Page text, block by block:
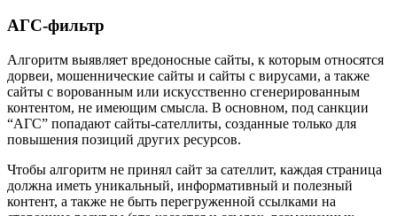
АГС-фильтр
Алгоритм выявляет вредоносные сайты, к которым относятся
дорвеи, мошеннические сайты и сайты с вирусами, а также
сайты с ворованным или искусственно сгенерированным
контентом, не имеющим смысла. В основном, под санкции
“АГС” попадают сайты-сателлиты, созданные только для
повышения позиций других ресурсов.
Чтобы алгоритм не принял сайт за сателлит, каждая страница
должна иметь уникальный, информативный и полезный
контент, а также не быть перегруженной ссылками на